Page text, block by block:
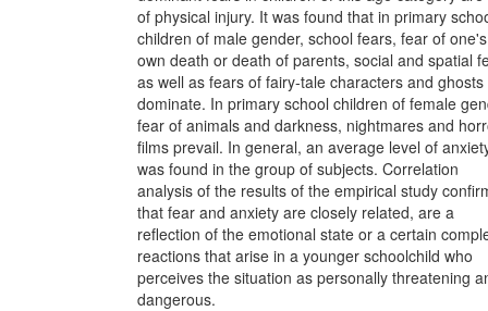
of physical injury. It was found that in primary
children of male gender, school fears, fear of one's
own death or death of parents, social and spatial
as well as fears of fairy-tale characters and ghosts
dominate. In primary school children of female
fear of animals and darkness, nightmares and
films prevail. In general, an average level of
was found in the group of subjects. Correlation
analysis of the results of the empirical study
that fear and anxiety are closely related, are a
reflection of the emotional state or a certain
reactions that arise in a younger schoolchild who
perceives the situation as personally threatening
dangerous.